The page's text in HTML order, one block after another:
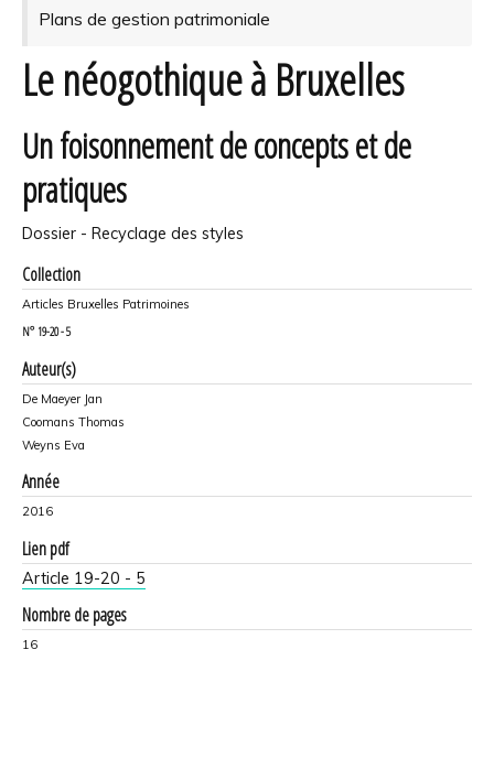
Plans de gestion patrimoniale
Le néogothique à Bruxelles
Un foisonnement de concepts et de
pratiques
Dossier - Recyclage des styles
Collection
Articles Bruxelles Patrimoines
N° 19-20 - 5
Auteur(s)
De Maeyer Jan
Coomans Thomas
Weyns Eva
Année
2016
Lien pdf
Article 19-20 - 5
Nombre de pages
16